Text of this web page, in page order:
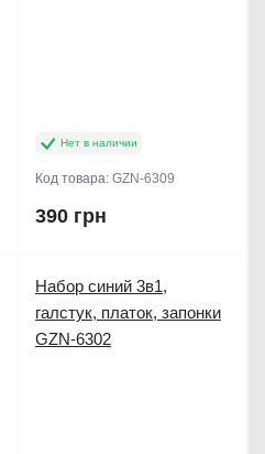
Нет в наличии
Код товара: GZN-6309
390 грн
Набор синий 3в1,
галстук, платок, запонки
GZN-6302